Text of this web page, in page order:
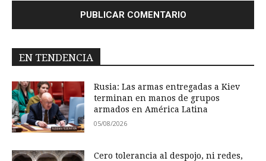
EN TENDENCIA
Rusia: Las armas entregadas a Kiev
terminan en manos de grupos
armados en América Latina
05/08/2026
Cero tolerancia al despojo, ni redes,